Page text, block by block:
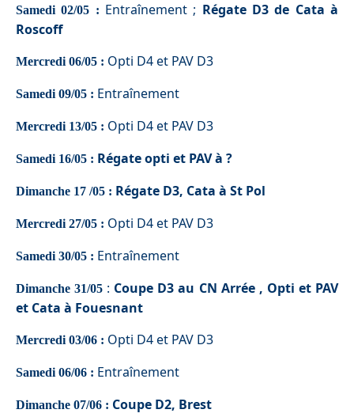
Samedi 02/05 : Entraînement ; Régate D3 de Cata à
Roscoff
Mercredi 06/05 : Opti D4 et PAV D3
Samedi 09/05 : Entraînement
Mercredi 13/05 : Opti D4 et PAV D3
Samedi 16/05 : Régate opti et PAV à ?
Dimanche 17 /05 : Régate D3, Cata à St Pol
Mercredi 27/05 : Opti D4 et PAV D3
Samedi 30/05 : Entraînement
Dimanche 31/05 : Coupe D3 au CN Arrée , Opti et PAV
et Cata à Fouesnant
Mercredi 03/06 : Opti D4 et PAV D3
Samedi 06/06 : Entraînement
Dimanche 07/06 : Coupe D2, Brest